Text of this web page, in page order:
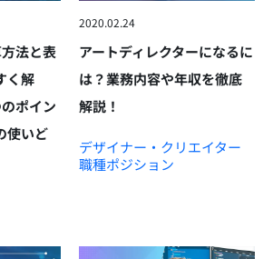
法と表
く解
ポイン
使いど
2020.02.24
アートディレクターになるに
は？業務内容や年収を徹底
解説！
デザイナー・クリエイター
職種ポジション